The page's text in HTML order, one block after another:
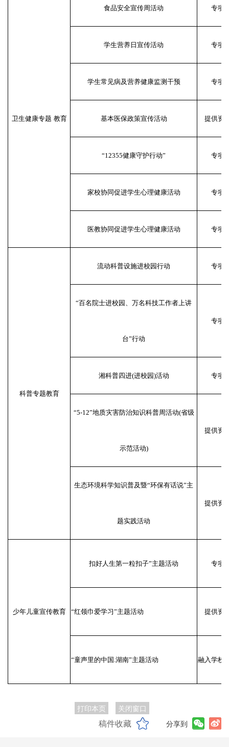
卫生健康专题 教育
食品安全宣传周活动 专项
学生营养日宣传活动 专项
学生常见病及营养健康监测干预 专项
基本医保政策宣传活动 提供资
“12355健康守护行动” 专项
家校协同促进学生心理健康活动 专项
医教协同促进学生心理健康活动 专项
科普专题教育
流动科普设施进校园行动 专项
“百名院士进校园、万名科技工作者上讲
台”行动
专项
湘科普四进(进校园)活动 专项
“5-12”地质灾害防治知识科普周活动(省级
示范活动)
提供资
生态环境科学知识普及暨“环保有话说”主
题实践活动
提供资
少年儿童宣传教育
扣好人生第一粒扣子”主题活动 专项
“红领巾爱学习”主题活动 提供资
“童声里的中国.湖南”主题活动 融入学校
打印本页 关闭窗口
稿件收藏 分享到